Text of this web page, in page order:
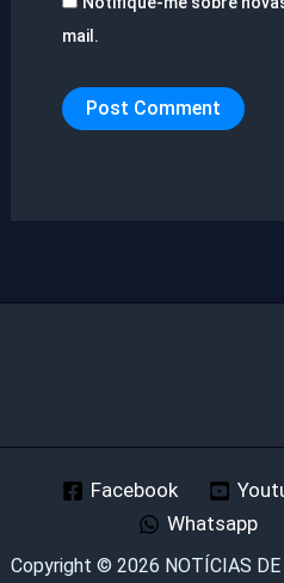
mail.
Facebook
Whatsapp
Copyright © 2026 NOTÍCIAS